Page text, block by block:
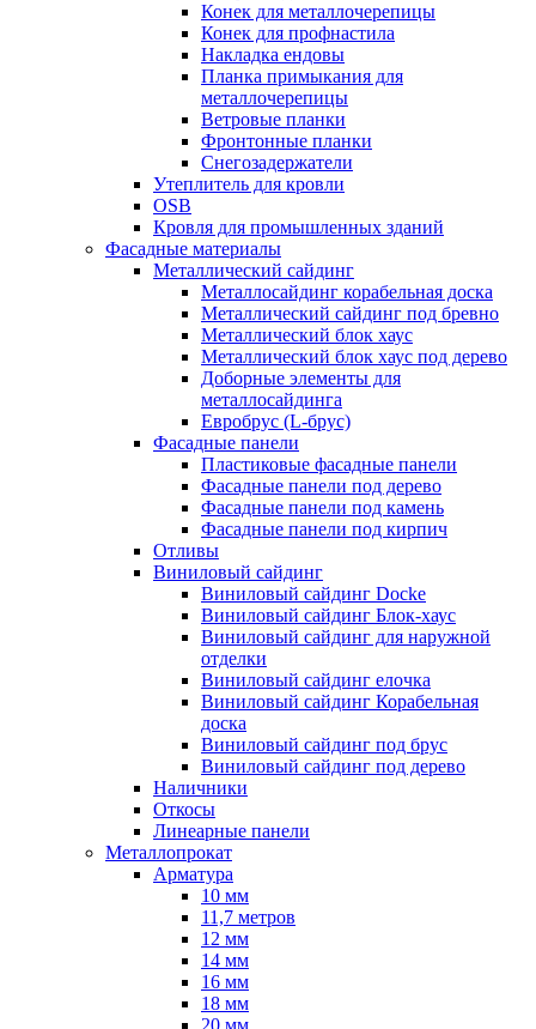
Конек для металлочерепицы
Конек для профнастила
Накладка ендовы
Планка примыкания для
металлочерепицы
Ветровые планки
Фронтонные планки
Снегозадержатели
Утеплитель для кровли
OSB
Кровля для промышленных зданий
Фасадные материалы
Металлический сайдинг
Металлосайдинг корабельная доска
Металлический сайдинг под бревно
Металлический блок хаус
Металлический блок хаус под дерево
Доборные элементы для
металлосайдинга
Евробрус (L-брус)
Фасадные панели
Пластиковые фасадные панели
Фасадные панели под дерево
Фасадные панели под камень
Фасадные панели под кирпич
Отливы
Виниловый сайдинг
Виниловый сайдинг Docke
Виниловый сайдинг Блок-хаус
Виниловый сайдинг для наружной
отделки
Виниловый сайдинг елочка
Виниловый сайдинг Корабельная
доска
Виниловый сайдинг под брус
Виниловый сайдинг под дерево
Наличники
Откосы
Линеарные панели
Металлопрокат
Арматура
10 мм
11,7 метров
12 мм
14 мм
16 мм
18 мм
20 мм